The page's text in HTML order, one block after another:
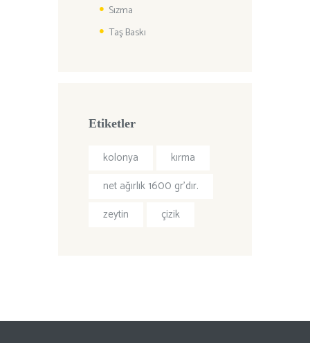
Sızma
Taş Baskı
Etiketler
kolonya
kırma
net ağırlık 1600 gr’dır.
zeytin
çizik